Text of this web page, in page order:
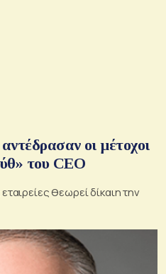
οι μέτοχοι
του CEO
θεωρεί δίκαιη την